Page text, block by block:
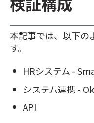
本記事では、以下の
す。
HRシステム -
システム連携 -
API